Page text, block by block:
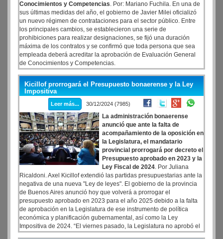
Conocimientos y Competencias. Por: Mariano Fuchila. En una de
sus últimas medidas del año, el gobierno de Javier Milei oficializó
un nuevo régimen de contrataciones para el sector público. Entre
los principales cambios, se establecieron una serie de
prohibiciones para realizar designaciones, se fijó una duración
máxima de los contratos y se confirmó que toda persona que sea
empleada deberá acreditar la aprobación de Evaluación General
de Conocimientos y Competencias.
Kicillof prorrogará el Presupuesto bonaerense y la Ley
Impositiva
Leer más... 30/12/2024 (7985)
La administración bonaerense
anunció que ante la falta de
acompañamiento de la oposición en
la Legislatura, el mandatario
provincial prorrogará por decreto el
Presupuesto aprobado en 2023 y la
Ley Fiscal de 2024. Por Juliana
Ricaldoni. Axel Kicillof extendió las partidas presupuestarias ante la
negativa de una nueva "Ley de leyes". El gobierno de la provincia
de Buenos Aires anunció hoy que volverá a prorrogar el
presupuesto aprobado en 2023 para el año 2025 debido a la falta
de aprobación en la Legislatura de ese instrumento de política
económica y planificación gubernamental, así como la Ley
Impositiva de 2024. “El viernes pasado, la Legislatura no aprobó el
presupuesto, la Ley Impositiva ni el endeudamiento”, manifestó el